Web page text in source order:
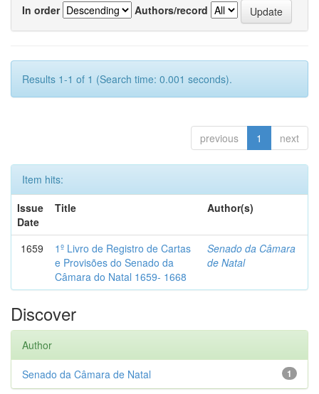
In order
Authors/record
Results 1-1 of 1 (Search time: 0.001 seconds).
previous 1 next
Item hits:
Issue
Date
Title Author(s)
1659
1º Livro de Registro de Cartas
e Provisões do Senado da
Câmara do Natal 1659- 1668
Senado da Câmara
de Natal
Discover
Author
1
Senado da Câmara de Natal